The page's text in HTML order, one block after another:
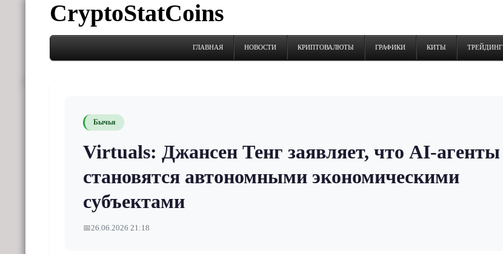
CryptoStatCoins
ГЛАВНАЯ НОВОСТИ КРИПТОВАЛЮТЫ ГРАФИКИ КИТЫ ТРЕЙДИНГ
Бычья
Virtuals: Джансен Тенг заявляет, что AI-агенты
становятся автономными экономическими
субъектами
📅26.06.2026 21:18